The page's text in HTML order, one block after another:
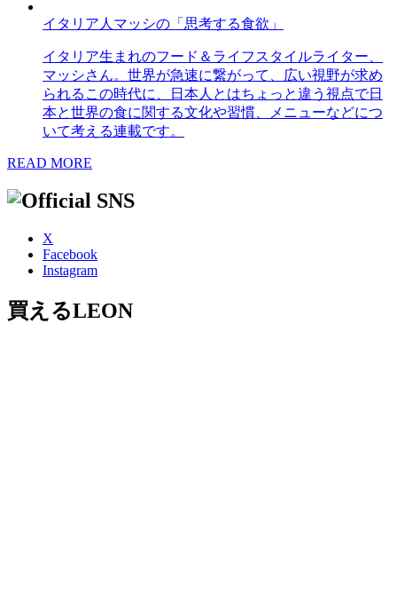
イタリア人マッシの「思考する食欲」
イタリア生まれのフード＆ライフスタイルライター、
マッシさん。世界が急速に繋がって、広い視野が求め
られるこの時代に、日本人とはちょっと違う視点で日
本と世界の食に関する文化や習慣、メニューなどにつ
いて考える連載です。
READ MORE
X
Facebook
Instagram
買えるLEON